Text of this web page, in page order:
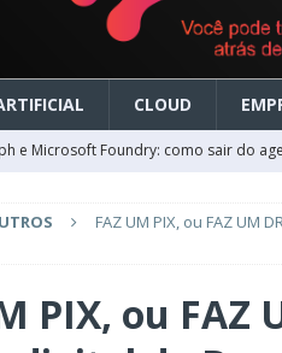
CLOUD
e Microsoft Foundry: como sair do
GA: como migrar do clássico sem
Foundry: como desenhar
FAZ UM PIX, ou FAZ UM
PIX, ou FAZ